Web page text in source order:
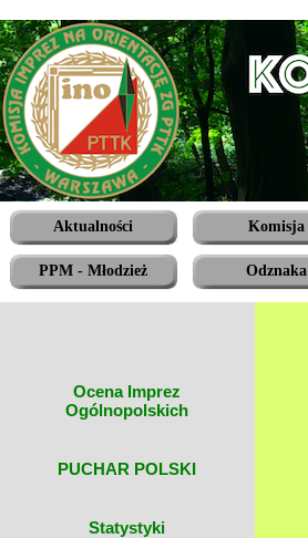
Aktualności Komisja
PPM - Młodzież Odznaka
Ocena Imprez
Ogólnopolskich
PUCHAR POLSKI
Statystyki